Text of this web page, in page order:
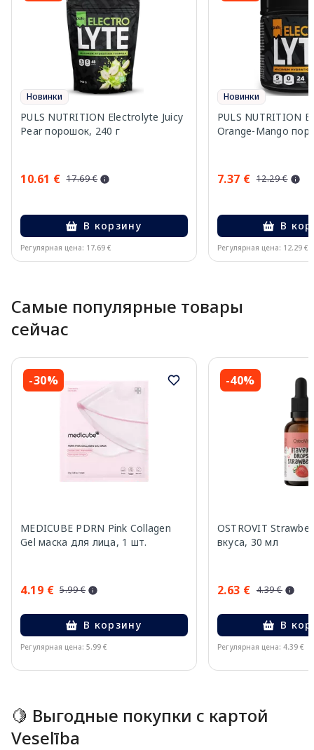
Новинки
PULS NUTRITION Electrolyte Juicy
Pear порошок, 240 г
10.61 € 17.69 €
В корзину
Регулярная цена: 17.69 €
Новинки
PULS NUTRITION
Orange-Mango
7.37 € 12.29 €
В
Регулярная цена: 12.29 €
Самые популярные товары
сейчас
-30%
MEDICUBE PDRN Pink Collagen
Gel маска для лица, 1 шт.
4.19 € 5.99 €
В корзину
Регулярная цена: 5.99 €
-40%
OSTROVIT
вкуса, 30 мл
2.63 € 4.39 €
В
Регулярная цена: 4.39 €
🍋 Выгодные покупки с картой
Veselība